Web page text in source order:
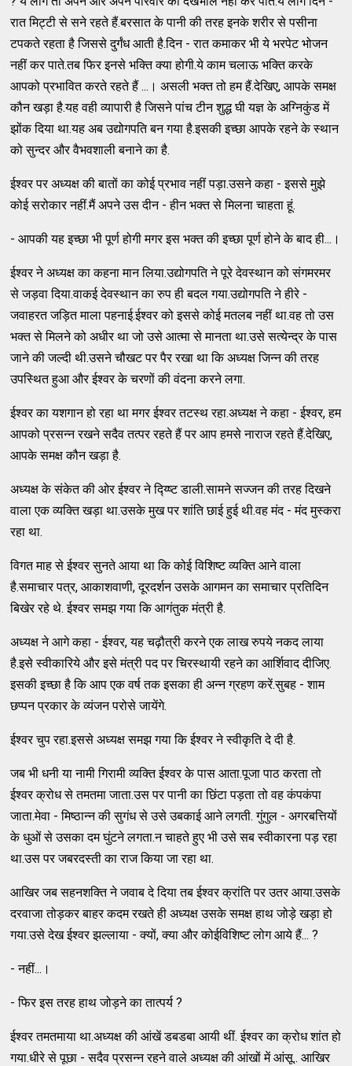
रात मिट्टी से सने रहते हैं.बरसात के पानी की तरह इनके शरीर से पसीना
टपकते रहता है जिससे दुर्गंध आती है.दिन - रात कमाकर भी ये भरपेट भोजन
नहीं कर पाते.तब फिर इनसे भक्ति क्या होगी.ये काम चलाऊ भक्ति करके
आपको प्रभावित करते रहते हैं ...। असली भक्त तो हम हैं.देखिए, आपके समक्ष
कौन खड़ा है.यह वही व्यापारी है जिसने पांच टीन शुद्ध घी यज्ञ के अग्निकुंड में
झोंक दिया था.यह अब उद्योगपति बन गया है.इसकी इच्छा आपके रहने के स्थान
को सुन्दर और वैभवशाली बनाने का है.
ईश्वर पर अध्यक्ष की बातों का कोई प्रभाव नहीं पड़ा.उसने कहा - इससे मुझे
कोई सरोकार नहीं.मैं अपने उस दीन - हीन भक्त से मिलना चाहता हूं.
- आपकी यह इच्छा भी पूर्ण होगी मगर इस भक्त की इच्छा पूर्ण होने के बाद ही...।
ईश्वर ने अध्यक्ष का कहना मान लिया.उद्योगपति ने पूरे देवस्थान को संगमरमर
से जड़वा दिया.वाकई देवस्थान का रुप ही बदल गया.उद्योगपति ने हीरे -
जवाहरत जड़ित माला पहनाई.ईश्वर को इससे कोई मतलब नहीं था.वह तो उस
भक्त से मिलने को अधीर था जो उसे आत्मा से मानता था.उसे सत्येन्द्र के पास
जाने की जल्दी थी.उसने चौखट पर पैर रखा था कि अध्यक्ष जिन्न की तरह
उपस्थित हुआ और ईश्वर के चरणों की वंदना करने लगा.
ईश्वर का यशगान हो रहा था मगर ईश्वर तटस्थ रहा.अध्यक्ष ने कहा - ईश्वर, हम
आपको प्रसन्न रखने सदैव तत्पर रहते हैं पर आप हमसे नाराज रहते हैं.देखिए,
आपके समक्ष कौन खड़ा है.
अध्यक्ष के संकेत की ओर ईश्वर ने द्य्ष्टि डाली.सामने सज्जन की तरह दिखने
वाला एक व्यक्ति खड़ा था.उसके मुख पर शांति छाई हुई थी.वह मंद - मंद मुस्करा
रहा था.
विगत माह से ईश्वर सुनते आया था कि कोई विशिष्ट व्यक्ति आने वाला
है.समाचार पत्र, आकाशवाणी, दूरदर्शन उसके आगमन का समाचार प्रतिदिन
बिखेर रहे थे. ईश्वर समझ गया कि आगंतुक मंत्री है.
अध्यक्ष ने आगे कहा - ईश्वर, यह चढ़ौत्री करने एक लाख रुपये नकद लाया
है.इसे स्वीकारिये और इसे मंत्री पद पर चिरस्थायी रहने का आर्शिवाद दीजिए.
इसकी इच्छा है कि आप एक वर्ष तक इसका ही अन्न ग्रहण करें.सुबह - शाम
छप्पन प्रकार के व्यंजन परोसे जायेंगे.
ईश्वर चुप रहा.इससे अध्यक्ष समझ गया कि ईश्वर ने स्वीकृति दे दी है.
जब भी धनी या नामी गिरामी व्यक्ति ईश्वर के पास आता.पूजा पाठ करता तो
ईश्वर क्रोध से तमतमा जाता.उस पर पानी का छिंटा पड़ता तो वह कंपकंपा
जाता.मेवा - मिष्ठान्न की सुगंध से उसे उबकाई आने लगती. गुंगुल - अगरबत्तियों
के धुओं से उसका दम घुंटने लगता.न चाहते हुए भी उसे सब स्वीकारना पड़ रहा
था.उस पर जबरदस्ती का राज किया जा रहा था.
आखिर जब सहनशक्ति ने जवाब दे दिया तब ईश्वर क्रांति पर उतर आया.उसके
दरवाजा तोड़कर बाहर कदम रखते ही अध्यक्ष उसके समक्ष हाथ जोड़े खड़ा हो
गया.उसे देख ईश्वर झल्लाया - क्यों, क्या और कोईविशिष्ट लोग आये हैं... ?
- नहीं...।
- फिर इस तरह हाथ जोड़ने का तात्पर्य ?
ईश्वर तमतमाया था.अध्यक्ष की आंखें डबडबा आयी थीं. ईश्वर का क्रोध शांत हो
गया.धीरे से पूछा - सदैव प्रसन्न रहने वाले अध्यक्ष की आंखों में आंसू.. आखिर